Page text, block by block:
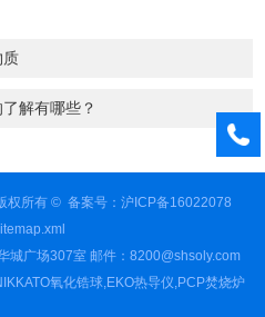
质
解有哪些？
权所有 ©备案号：沪ICP备16022078
城广场307室 邮件：8200@shsoly.com
氧化锆球,EKO热导仪,PCP焚烧炉